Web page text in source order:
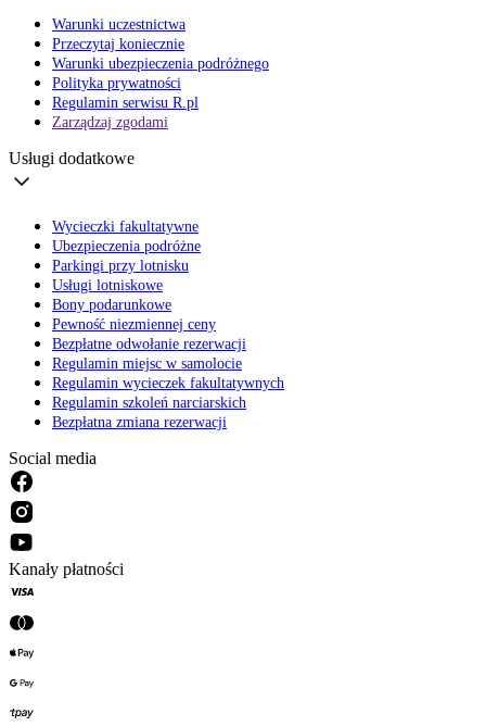
Warunki uczestnictwa
Przeczytaj koniecznie
Warunki ubezpieczenia podróżnego
Polityka prywatności
Regulamin serwisu R.pl
Zarządzaj zgodami
Usługi dodatkowe
Wycieczki fakultatywne
Ubezpieczenia podróżne
Parkingi przy lotnisku
Usługi lotniskowe
Bony podarunkowe
Pewność niezmiennej ceny
Bezpłatne odwołanie rezerwacji
Regulamin miejsc w samolocie
Regulamin wycieczek fakultatywnych
Regulamin szkoleń narciarskich
Bezpłatna zmiana rezerwacji
Social media
Kanały płatności